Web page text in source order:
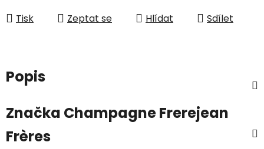
Tisk Zeptat se Hlídat Sdílet
Popis
Značka Champagne Frerejean
Frères